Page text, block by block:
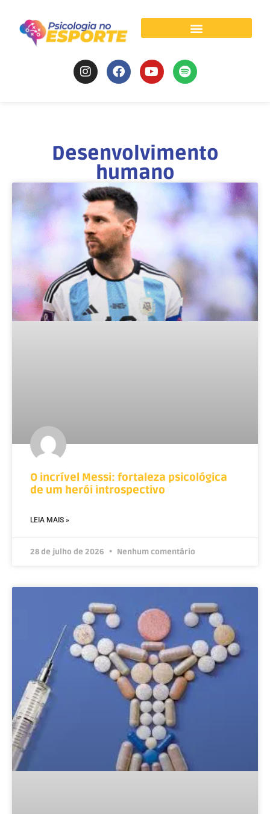
Desenvolvimento
humano
O incrível Messi: fortaleza psicológica
de um herói introspectivo
LEIA MAIS »
28 de julho de 2026 Nenhum comentário